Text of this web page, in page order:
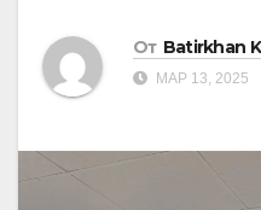
От Batirkhan
МАР 13, 2025